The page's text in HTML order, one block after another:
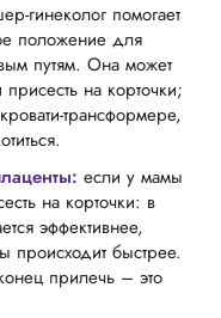
гинеколог помогает
положение для
путям. Она может
присесть на корточки;
трансформере,
если у мамы
на корточки: в
эффективнее,
происходит быстрее.
прилечь – это